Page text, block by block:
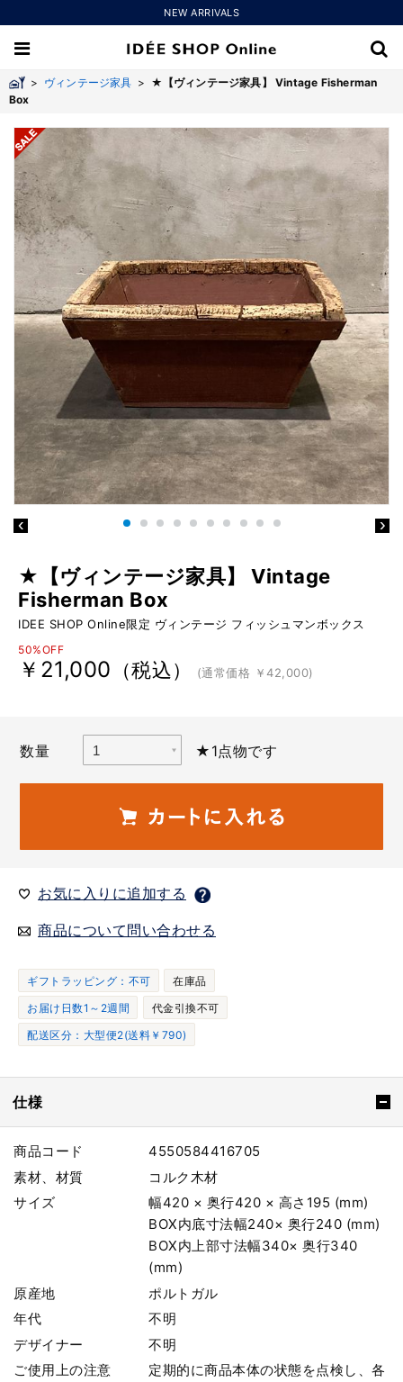
NEW ARRIVALS
> ヴィンテージ家具 > ★【ヴィンテージ家具】 Vintage Fisherman
Box
★【ヴィンテージ家具】 Vintage
Fisherman Box
IDEE SHOP Online限定 ヴィンテージ フィッシュマンボックス
50%OFF
￥21,000 （税込） (通常価格 ￥42,000)
数量 ★1点物です
お気に入りに追加する
商品について問い合わせる
ギフトラッピング：不可
在庫品
お届け日数1～2週間
代金引換不可
配送区分：大型便2(送料￥790)
仕様
商品コード
4550584416705
素材、材質
コルク木材
サイズ
幅420 × 奥行420 × 高さ195 (mm)
BOX内底寸法幅240× 奥行240 (mm)
BOX内上部寸法幅340× 奥行340
(mm)
原産地
ポルトガル
年代
不明
デザイナー
不明
ご使用上の注意
定期的に商品本体の状態を点検し、各